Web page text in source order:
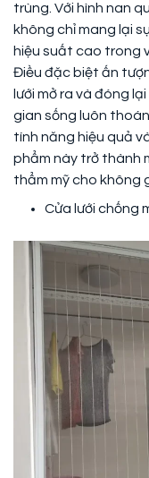
trùng. Với hình nan
không chỉ mang lại
hiệu suất cao trong
Điều đặc biệt ấn
lưới mở ra và đóng
gian sống luôn
tính năng hiệu quả
phẩm này trở thành
thẩm mỹ cho không
Cửa lưới chống